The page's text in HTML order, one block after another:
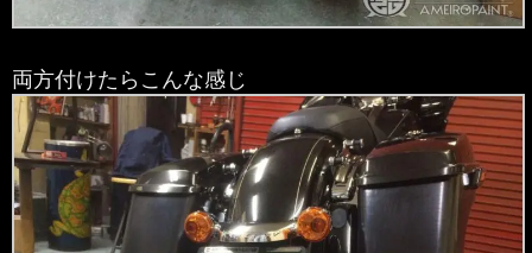
両方付けたらこんな感じ